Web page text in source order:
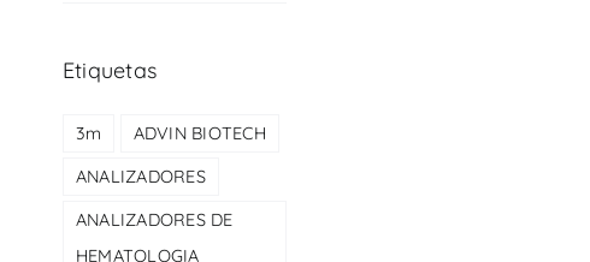
Etiquetas
3m
ADVIN BIOTECH
ANALIZADORES
ANALIZADORES DE
HEMATOLOGIA